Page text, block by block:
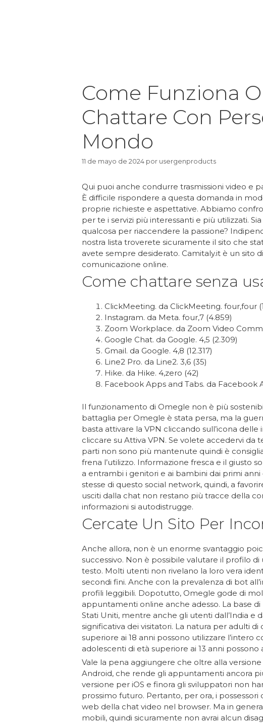
Come Funziona
Chattare Con
Mondo
11 de mayo de 2024 por usergenproducts
Qui puoi anche condurre trasmissioni video e
È difficile rispondere a questa domanda in
proprie richieste e aspettative. Abbiamo
per te i servizi più interessanti e più utilizzati.
qualcosa per riaccendere la passione?
nostra lista troverete sicuramente il sito che
avete sempre desiderato. Camitaly.it è un sito
comunicazione online.
Come chattare senza
ClickMeeting. da ClickMeeting. four,four
Instagram. da Meta. four,7 (4.859)
Zoom Workplace. da Zoom Video
Google Chat. da Google. 4,5 (2.309)
Gmail. da Google. 4,8 (12.317)
Line2 Pro. da Line2. 3,6 (35)
Hike. da Hike. 4,zero (42)
Facebook Apps and Tabs. da Facebook
Il funzionamento di Omegle non è più
battaglia per Omegle è stata persa, ma la
basta attivare la VPN cliccando sull’icona
cliccare su Attiva VPN. Se volete accedervi da
parti non sono più mantenute quindi è
frena l’utilizzo. Informazione fresca e il giusto
a entrambi i genitori e ai bambini dai primi
stesse di questo social network, quindi, a
usciti dalla chat non restano più tracce della
informazioni si autodistrugge.
Cercate Un Sito Per
Anche allora, non è un enorme svantaggio
successivo. Non è possibile valutare il profilo
testo. Molti utenti non rivelano la loro vera
secondi fini. Anche con la prevalenza di bot
profili leggibili. Dopotutto, Omegle gode di
appuntamenti online anche adesso. La base
Stati Uniti, mentre anche gli utenti dall’India e
significativa dei visitatori. La natura per adulti
superiore ai 18 anni possono utilizzare
adolescenti di età superiore ai 13 anni
Vale la pena aggiungere che oltre alla
Android, che rende gli appuntamenti ancora
versione per iOS e finora gli sviluppatori non
prossimo futuro. Pertanto, per ora, i
web della chat video nel browser. Ma in
mobili, quindi sicuramente non avrai alcun